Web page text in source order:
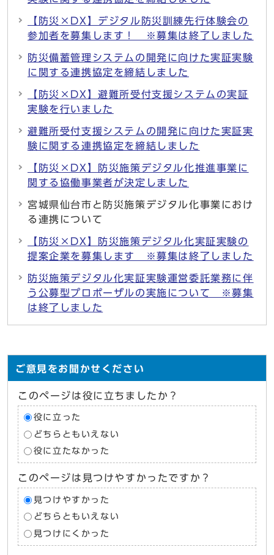
【防災×DX】デジタル防災訓練先行体験会の
参加者を募集します！ ※募集は終了しました
防災備蓄管理システムの開発に向けた実証実験
に関する連携協定を締結しました
【防災×DX】避難所受付支援システムの実証
実験を行いました
避難所受付支援システムの開発に向けた実証実
験に関する連携協定を締結しました
【防災×DX】防災施策デジタル化推進事業に
関する協働事業者が決定しました
宮城県仙台市と防災施策デジタル化事業におけ
る連携について
【防災×DX】防災施策デジタル化実証実験の
提案企業を募集します ※募集は終了しました
防災施策デジタル化実証実験運営委託業務に伴
う公募型プロポーザルの実施について ※募集
は終了しました
ご意見をお聞かせください
このページは役に立ちましたか？
役に立った
どちらともいえない
役に立たなかった
このページは見つけやすかったですか？
見つけやすかった
どちらともいえない
見つけにくかった